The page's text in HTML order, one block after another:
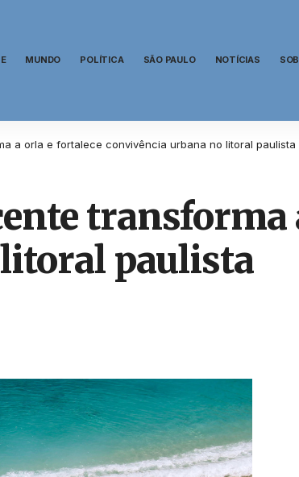
MUNDO POLÍTICA SÃO PAULO NOTÍCIAS
a orla e fortalece convivência urbana no litoral paulista
transforma
paulista